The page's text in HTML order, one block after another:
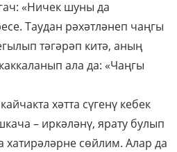
«Ничек шуны да
Таудан рәхәтләнеп чаңгы
тәгәрәп китә, аның
ала да: «Чаңгы
хәтта сүгенү кебек
– иркәләнү, ярату булып
сөйлим. Алар да